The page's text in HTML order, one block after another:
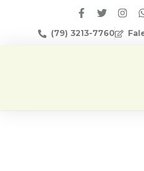
(79) 3213-7760